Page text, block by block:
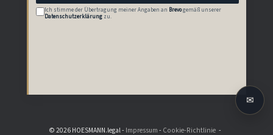
Ich stimme der Übertragung meiner Angaben an Brevogemäß unserer
Datenschutzerklärung zu.
© 2026 HOESMANN.legal - Impressum- Cookie-Richtlinie
✉